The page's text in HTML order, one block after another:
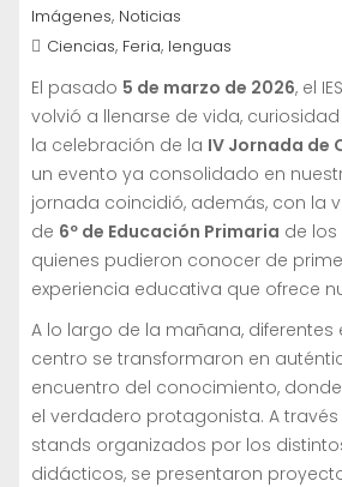
Imágenes, Noticias
Ciencias, Feria, lenguas
El pasado 5 de marzo de 2026, el
volvió a llenarse de vida,
la celebración de la IV Jornada de
un evento ya consolidado en
jornada coincidió, además, con la
de 6º de Educación Primaria de
quienes pudieron conocer de
experiencia educativa que ofrece
A lo largo de la mañana, diferentes
centro se transformaron en
encuentro del conocimiento,
el verdadero protagonista. A
stands organizados por los
didácticos, se presentaron